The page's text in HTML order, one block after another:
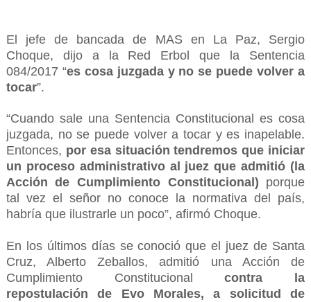
El jefe de bancada de MAS en La Paz, Sergio
Choque, dijo a la Red Erbol que la Sentencia
084/2017 “es cosa juzgada y no se puede volver a
tocar”.
“Cuando sale una Sentencia Constitucional es cosa
juzgada, no se puede volver a tocar y es inapelable.
Entonces, por esa situación tendremos que iniciar
un proceso administrativo al juez que admitió (la
Acción de Cumplimiento Constitucional) porque
tal vez el señor no conoce la normativa del país,
habría que ilustrarle un poco”, afirmó Choque.
En los últimos días se conoció que el juez de Santa
Cruz, Alberto Zeballos, admitió una Acción de
Cumplimiento Constitucionalcontra la
repostulación de Evo Morales, a solicitud de